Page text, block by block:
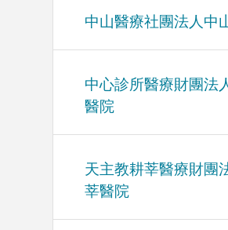
中山醫療社團法人中
中心診所醫療財團法
醫院
天主教耕莘醫療財團
莘醫院